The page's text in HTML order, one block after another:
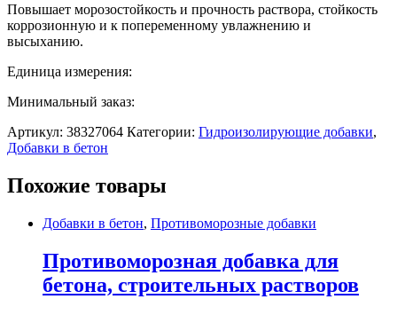
Повышает морозостойкость и прочность раствора, стойкость
коррозионную и к попеременному увлажнению и
высыханию.
Единица измерения:
Минимальный заказ:
Артикул: 38327064 Категории: Гидроизолирующие добавки,
Добавки в бетон
Похожие товары
Добавки в бетон, Противоморозные добавки
Противоморозная добавка для
бетона, строительных растворов